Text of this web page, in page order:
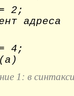
2; /*
адреса
4; //
1: в